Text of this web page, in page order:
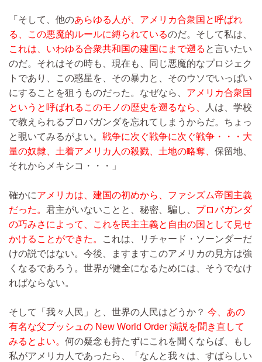
「そして、他のあらゆる人が、アメリカ合衆国と呼ばれ
る、この悪魔的ルールに縛られているのだ。そして私は、
これは、いわゆる合衆共和国の建国にまで遡る と言いたい
のだ。それはその時も、現在も、同じ悪魔的なプロジェク
トであり、この惑星を、その暴力と、そのウソでいっぱい
にすることを狙うものだった。なぜなら、 アメリカ合衆国
というと呼ばれるこのモノの歴史を遡るなら、
人は、学校
で教えられるプロパガンダを忘れてしまうからだ。ちょっ
と覗いてみるがよい。 戦争に次ぐ戦争に次ぐ戦争・・・大
量の奴隷、土着アメリカ人の殺戮、土地の略奪、 保留地、
それからメキシコ・・・」
確かにアメリカは、建国の初めから、ファシズム帝国主義
だった。 君主がいないことと、秘密、騙し、 プロパガンダ
の巧みさによって、これを民主主義と自由の国として見せ
かけることができた。
これは、リチャード・ソーンダーだ
けの説ではない。今後、ますますこのアメリカの見方は強
くなるであろう。世界が健全になるためには、そうでなけ
ればならない。
そして「我々人民」と、世界の人民はどうか？ 今、あの
有名な父ブッシュの New World Order 演説を聞き直して
みるとよい。 何の疑念も持たずにこれを聞くならば、もし
私がアメリカ人であったら、「なんと我々は、すばらしい